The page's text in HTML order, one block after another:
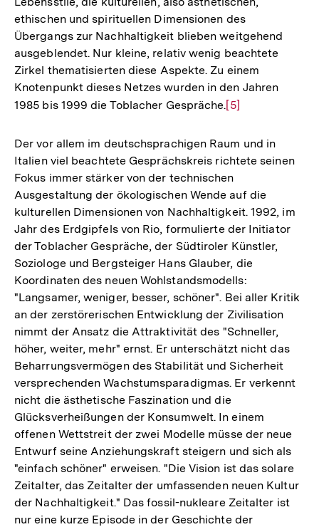
ethischen und spirituellen Dimensionen des
Übergangs zur Nachhaltigkeit blieben weitgehend
ausgeblendet. Nur kleine, relativ wenig beachtete
Zirkel thematisierten diese Aspekte. Zu einem
Knotenpunkt dieses Netzes wurden in den Jahren
1985 bis 1999 die Toblacher Gespräche.Zur
der
Fußnote
[5]
Der vor allem im deutschsprachigen Raum und in
Italien viel beachtete Gesprächskreis richtete seinen
Fokus immer stärker von der technischen
Ausgestaltung der ökologischen Wende auf die
kulturellen Dimensionen von Nachhaltigkeit. 1992, im
Jahr des Erdgipfels von Rio, formulierte der Initiator
der Toblacher Gespräche, der Südtiroler Künstler,
Soziologe und Bergsteiger Hans Glauber, die
Koordinaten des neuen Wohlstandsmodells:
"Langsamer, weniger, besser, schöner". Bei aller Kritik
an der zerstörerischen Entwicklung der Zivilisation
nimmt der Ansatz die Attraktivität des "Schneller,
höher, weiter, mehr" ernst. Er unterschätzt nicht das
Beharrungsvermögen des Stabilität und Sicherheit
versprechenden Wachstumsparadigmas. Er verkennt
nicht die ästhetische Faszination und die
Glücksverheißungen der Konsumwelt. In einem
offenen Wettstreit der zwei Modelle müsse der neue
Entwurf seine Anziehungskraft steigern und sich als
"einfach schöner" erweisen. "Die Vision ist das solare
Zeitalter, das Zeitalter der umfassenden neuen Kultur
der Nachhaltigkeit." Das fossil-nukleare Zeitalter ist
nur eine kurze Episode in der Geschichte der